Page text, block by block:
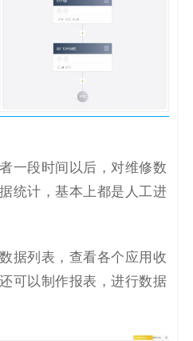
一段时间以后，对维修数
统计，基本上都是人工进
据列表，查看各个应用收
可以制作报表，进行数据